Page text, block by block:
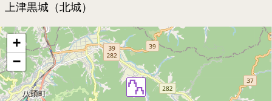
上津黒城（北城）
+
−